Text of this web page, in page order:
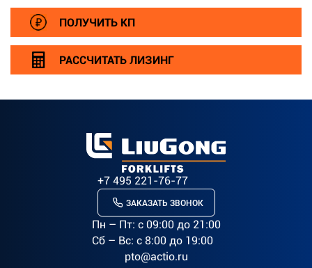
ПОЛУЧИТЬ КП
РАССЧИТАТЬ ЛИЗИНГ
+7 495 221-76-77
ЗАКАЗАТЬ ЗВОНОК
Пн – Пт: c 09:00 до 21:00
Сб – Вс: с 8:00 до 19:00
pto@actio.ru